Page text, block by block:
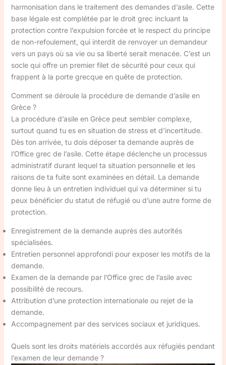
harmonisation dans le traitement des demandes d’asile. Cette
base légale est complétée par le droit grec incluant la
protection contre l’expulsion forcée et le respect du principe
de non-refoulement, qui interdit de renvoyer un demandeur
vers un pays où sa vie ou sa liberté serait menacée. C’est un
socle qui offre un premier filet de sécurité pour ceux qui
frappent à la porte grecque en quête de protection.
Comment se déroule la procédure de demande d’asile en
Grèce ?
La procédure d’asile en Grèce peut sembler complexe,
surtout quand tu es en situation de stress et d’incertitude.
Dès ton arrivée, tu dois déposer ta demande auprès de
l’Office grec de l’asile. Cette étape déclenche un processus
administratif durant lequel ta situation personnelle et les
raisons de ta fuite sont examinées en détail. La demande
donne lieu à un entretien individuel qui va déterminer si tu
peux bénéficier du statut de réfugié ou d’une autre forme de
protection.
Enregistrement de la demande auprès des autorités
spécialisées.
Entretien personnel approfondi pour exposer les motifs de la
demande.
Examen de la demande par l’Office grec de l’asile avec
possibilité de recours.
Attribution d’une protection internationale ou rejet de la
demande.
Accompagnement par des services sociaux et juridiques.
Quels sont les droits matériels accordés aux réfugiés pendant
l’examen de leur demande ?